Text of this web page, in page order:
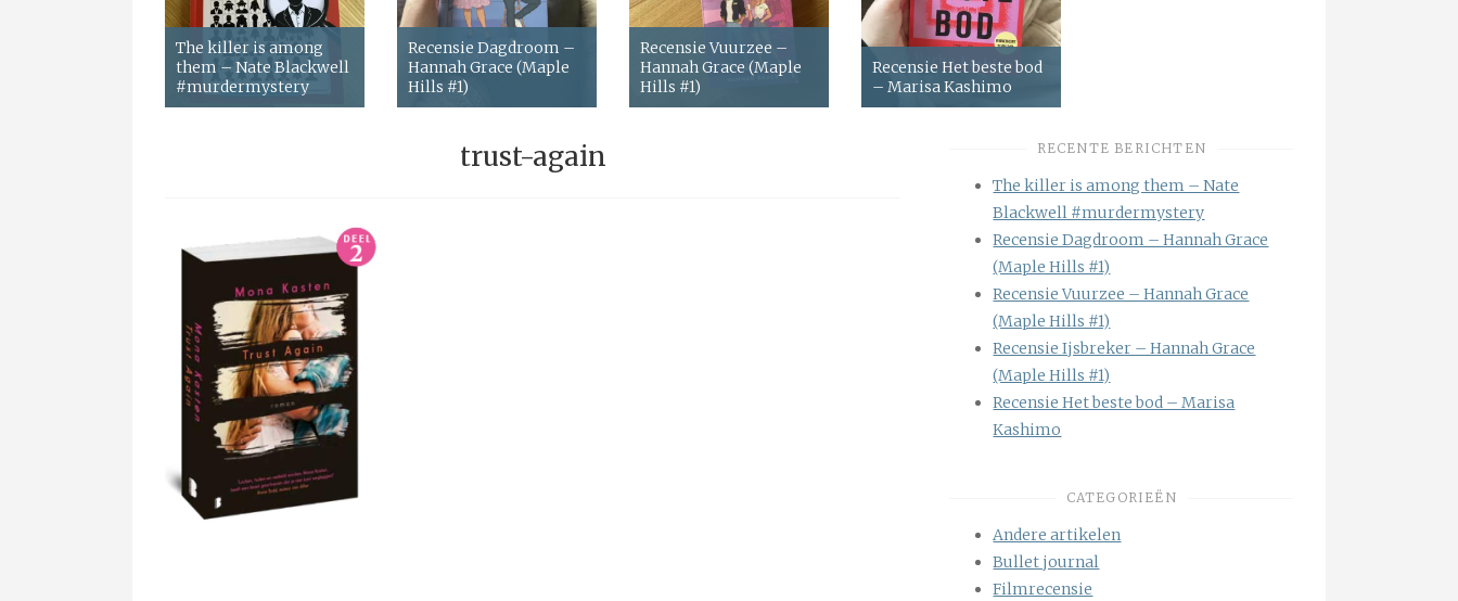
The killer is among
them – Nate Blackwell
#murdermystery
Recensie Dagdroom –
Hannah Grace (Maple
Hills #1)
Recensie Vuurzee –
Hannah Grace (Maple
Hills #1)
Recensie Het beste bod
– Marisa Kashimo
trust-again RECENTE BERICHTEN
The killer is among them – Nate
Blackwell #murdermystery
Recensie Dagdroom – Hannah Grace
(Maple Hills #1)
Recensie Vuurzee – Hannah Grace
(Maple Hills #1)
Recensie Ijsbreker – Hannah Grace
(Maple Hills #1)
Recensie Het beste bod – Marisa
Kashimo
CATEGORIEËN
Andere artikelen
Bullet journal
Filmrecensie